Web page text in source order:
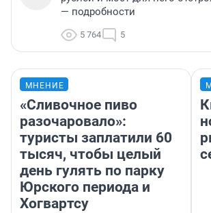
— подробности
5 764 5
МНЕНИЕ
«Сливочное пиво
разочаровало»:
туристы заплатили 60
тысяч, чтобы целый
день гулять по парку
Юрского периода и
Хогвартсу